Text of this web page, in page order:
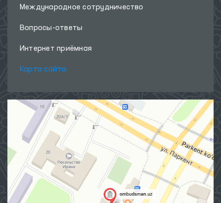
Международное сотрудничество
Вопросы-ответы
Интернет приёмная
Карта сайта